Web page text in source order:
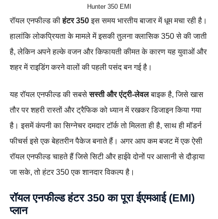
Hunter 350 EMI
रॉयल एनफील्ड कीहंटर 350इस समय भारतीय बाजार में धूम मचा रही है।
हालांकि लोकप्रियता के मामले में इसकी तुलना क्लासिक 350 से की जाती
है, लेकिन अपने हल्के वजन और किफायती कीमत के कारण यह युवाओं और
शहर में राइडिंग करने वालों की पहली पसंद बन गई है।
यह रॉयल एनफील्ड की सबसेसस्ती और एंट्री-लेवलबाइक है, जिसे खास
तौर पर शहरी रास्तों और ट्रैफिक को ध्यान में रखकर डिजाइन किया गया
है। इसमें कंपनी का सिग्नेचर दमदार टॉर्क तो मिलता ही है, साथ ही मॉडर्न
फीचर्स इसे एक बेहतरीन पैकेज बनाते हैं। अगर आप कम बजट में एक ऐसी
रॉयल एनफील्ड चाहते हैं जिसे सिटी और हाईवे दोनों पर आसानी से दौड़ाया
जा सके, तो हंटर 350 एक शानदार विकल्प है।
रॉयल एनफील्ड हंटर 350 का पूरा ईएमआई (EMI)
प्लान